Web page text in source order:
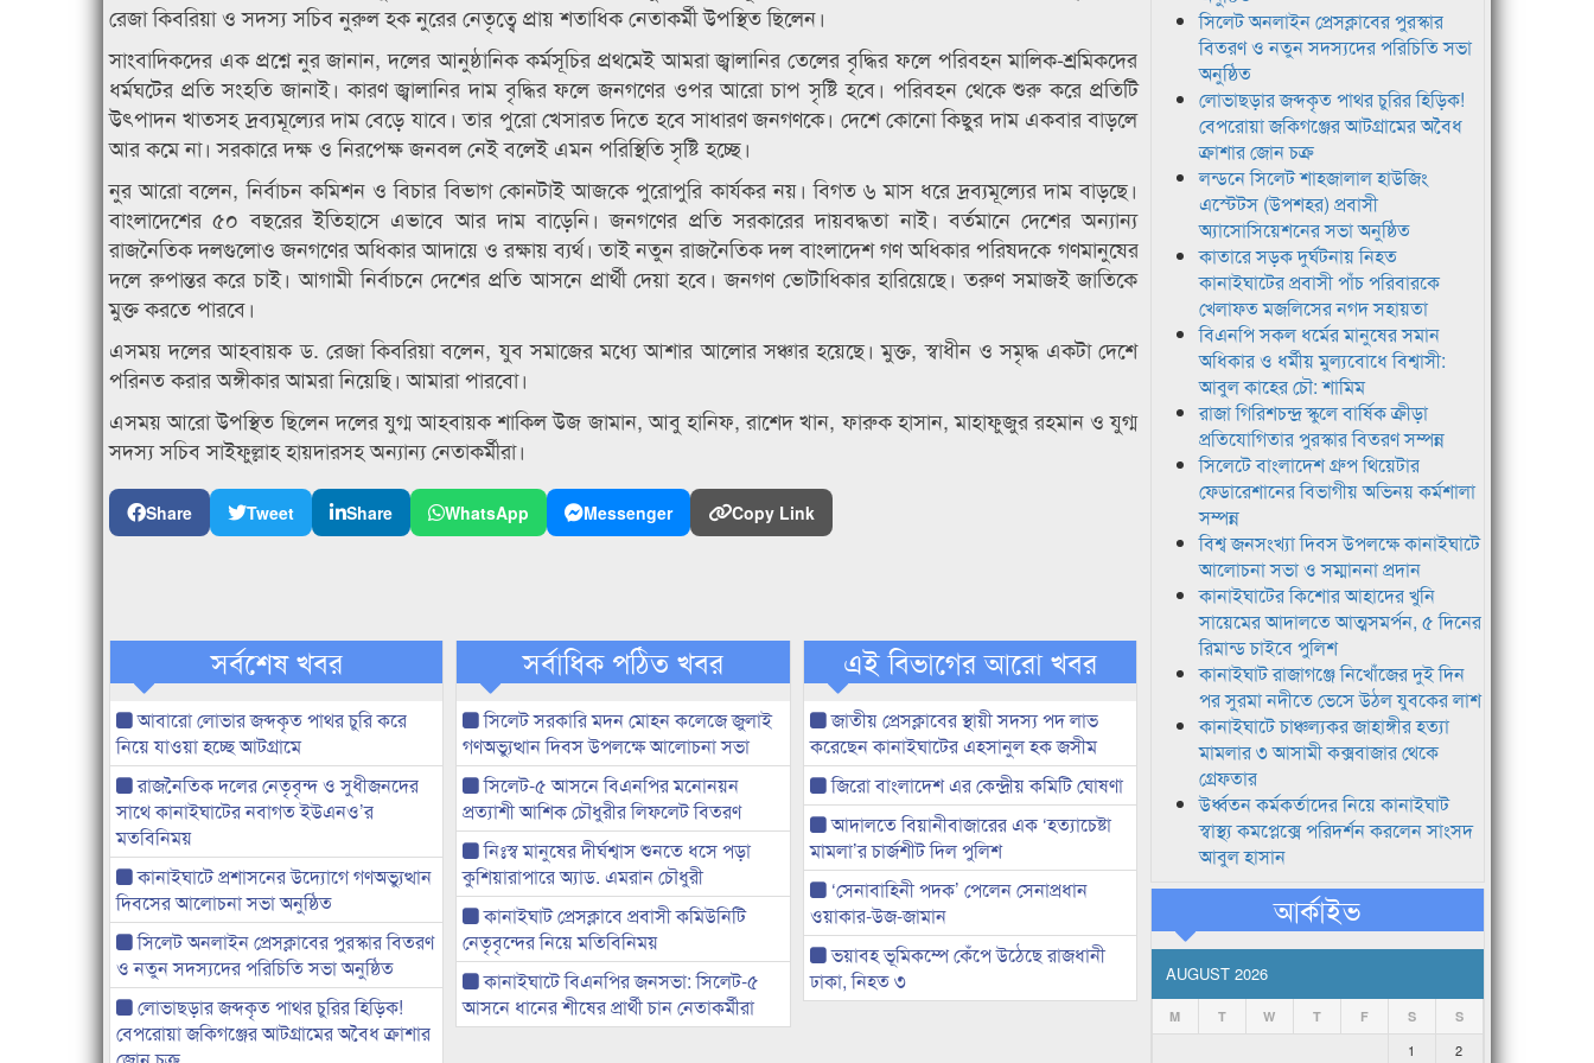
রেজা কিবরিয়া ও সদস্য সচিব নুরুল হক নুরের নেতৃত্বে প্রায় শতাধিক নেতাকর্মী উপস্থিত ছিলেন।
সাংবাদিকদের এক প্রশ্নে নুর জানান, দলের আনুষ্ঠানিক কর্মসূচির প্রথমেই আমরা জ্বালানির তেলের বৃদ্ধির ফলে পরিবহন মালিক-শ্রমিকদের
ধর্মঘটের প্রতি সংহতি জানাই। কারণ জ্বালানির দাম বৃদ্ধির ফলে জনগণের ওপর আরো চাপ সৃষ্টি হবে। পরিবহন থেকে শুরু করে প্রতিটি
উৎপাদন খাতসহ দ্রব্যমূল্যের দাম বেড়ে যাবে। তার পুরো খেসারত দিতে হবে সাধারণ জনগণকে। দেশে কোনো কিছুর দাম একবার বাড়লে
আর কমে না। সরকারে দক্ষ ও নিরপেক্ষ জনবল নেই বলেই এমন পরিস্থিতি সৃষ্টি হচ্ছে।
নুর আরো বলেন, নির্বাচন কমিশন ও বিচার বিভাগ কোনটাই আজকে পুরোপুরি কার্যকর নয়। বিগত ৬ মাস ধরে দ্রব্যমূল্যের দাম বাড়ছে।
বাংলাদেশের ৫০ বছরের ইতিহাসে এভাবে আর দাম বাড়েনি। জনগণের প্রতি সরকারের দায়বদ্ধতা নাই। বর্তমানে দেশের অন্যান্য
রাজনৈতিক দলগুলোও জনগণের অধিকার আদায়ে ও রক্ষায় ব্যর্থ। তাই নতুন রাজনৈতিক দল বাংলাদেশ গণ অধিকার পরিষদকে গণমানুষের
দলে রুপান্তর করে চাই। আগামী নির্বাচনে দেশের প্রতি আসনে প্রার্থী দেয়া হবে। জনগণ ভোটাধিকার হারিয়েছে। তরুণ সমাজই জাতিকে
মুক্ত করতে পারবে।
এসময় দলের আহবায়ক ড. রেজা কিবরিয়া বলেন, যুব সমাজের মধ্যে আশার আলোর সঞ্চার হয়েছে। মুক্ত, স্বাধীন ও সমৃদ্ধ একটা দেশে
পরিনত করার অঙ্গীকার আমরা নিয়েছি। আমারা পারবো।
এসময় আরো উপস্থিত ছিলেন দলের যুগ্ম আহবায়ক শাকিল উজ জামান, আবু হানিফ, রাশেদ খান, ফারুক হাসান, মাহাফুজুর রহমান ও যুগ্ম
সদস্য সচিব সাইফুল্লাহ হায়দারসহ অন্যান্য নেতাকর্মীরা।
Share Tweet Share WhatsApp Messenger Copy Link
সর্বশেষ খবর
আবারো লোভার জব্দকৃত পাথর চুরি করে
নিয়ে যাওয়া হচ্ছে আটগ্রামে
রাজনৈতিক দলের নেতৃবৃন্দ ও সুধীজনদের
সাথে কানাইঘাটের নবাগত ইউএনও’র
মতবিনিময়
কানাইঘাটে প্রশাসনের উদ্যোগে গণঅভ্যুত্থান
দিবসের আলোচনা সভা অনুষ্ঠিত
সিলেট অনলাইন প্রেসক্লাবের পুরস্কার বিতরণ
ও নতুন সদস্যদের পরিচিতি সভা অনুষ্ঠিত
লোভাছড়ার জব্দকৃত পাথর চুরির হিড়িক!
বেপরোয়া জকিগঞ্জের আটগ্রামের অবৈধ ক্রাশার
সর্বাধিক পঠিত খবর
সিলেট সরকারি মদন মোহন কলেজে জুলাই
গণঅভ্যুত্থান দিবস উপলক্ষে আলোচনা সভা
সিলেট-৫ আসনে বিএনপির মনোনয়ন
প্রত্যাশী আশিক চৌধুরীর লিফলেট বিতরণ
নিঃস্ব মানুষের দীর্ঘশ্বাস শুনতে ধসে পড়া
কুশিয়ারাপারে অ্যাড. এমরান চৌধুরী
কানাইঘাট প্রেসক্লাবে প্রবাসী কমিউনিটি
নেতৃবৃন্দের নিয়ে মতিবিনিময়
কানাইঘাটে বিএনপির জনসভা: সিলেট-৫
আসনে ধানের শীষের প্রার্থী চান নেতাকর্মীরা
এই বিভাগের আরো খবর
জাতীয় প্রেসক্লাবের স্থায়ী সদস্য পদ লাভ
করেছেন কানাইঘাটের এহসানুল হক জসীম
জিরো বাংলাদেশ এর কেন্দ্রীয় কমিটি ঘোষণা
আদালতে বিয়ানীবাজারের এক ‘হত্যাচেষ্টা
মামলা’র চার্জশীট দিল পুলিশ
‘সেনাবাহিনী পদক’ পেলেন সেনাপ্রধান
ওয়াকার-উজ-জামান
ভয়াবহ ভূমিকম্পে কেঁপে উঠেছে রাজধানী
ঢাকা, নিহত ৩
সিলেট অনলাইন প্রেসক্লাবের পুরস্কার
বিতরণ ও নতুন সদস্যদের পরিচিতি সভা
অনুষ্ঠিত
লোভাছড়ার জব্দকৃত পাথর চুরির হিড়িক!
বেপরোয়া জকিগঞ্জের আটগ্রামের অবৈধ
ক্রাশার জোন চক্র
লন্ডনে সিলেট শাহজালাল হাউজিং
এস্টেটস (উপশহর) প্রবাসী
অ্যাসোসিয়েশনের সভা অনুষ্ঠিত
কাতারে সড়ক দুর্ঘটনায় নিহত
কানাইঘাটের প্রবাসী পাঁচ পরিবারকে
খেলাফত মজলিসের নগদ সহায়তা
বিএনপি সকল ধর্মের মানুষের সমান
অধিকার ও ধর্মীয় মুল্যবোধে বিশ্বাসী:
আবুল কাহের চৌ: শামিম
রাজা গিরিশচন্দ্র স্কুলে বার্ষিক ক্রীড়া
প্রতিযোগিতার পুরস্কার বিতরণ সম্পন্ন
সিলেটে বাংলাদেশ গ্রুপ থিয়েটার
ফেডারেশানের বিভাগীয় অভিনয় কর্মশালা
সম্পন্ন
বিশ্ব জনসংখ্যা দিবস উপলক্ষে কানাইঘাটে
আলোচনা সভা ও সম্মাননা প্রদান
কানাইঘাটের কিশোর আহাদের খুনি
সায়েমের আদালতে আত্মসমর্পন, ৫ দিনের
রিমান্ড চাইবে পুলিশ
কানাইঘাট রাজাগঞ্জে নিখোঁজের দুই দিন
পর সুরমা নদীতে ভেসে উঠল যুবকের লাশ
কানাইঘাটে চাঞ্চল্যকর জাহাঙ্গীর হত্যা
মামলার ৩ আসামী কক্সবাজার থেকে
গ্রেফতার
উর্ধ্বতন কর্মকর্তাদের নিয়ে কানাইঘাট
স্বাস্থ্য কমপ্লেক্সে পরিদর্শন করলেন সাংসদ
আবুল হাসান
আর্কাইভ
AUGUST 2026
M T W T F S S
1
2